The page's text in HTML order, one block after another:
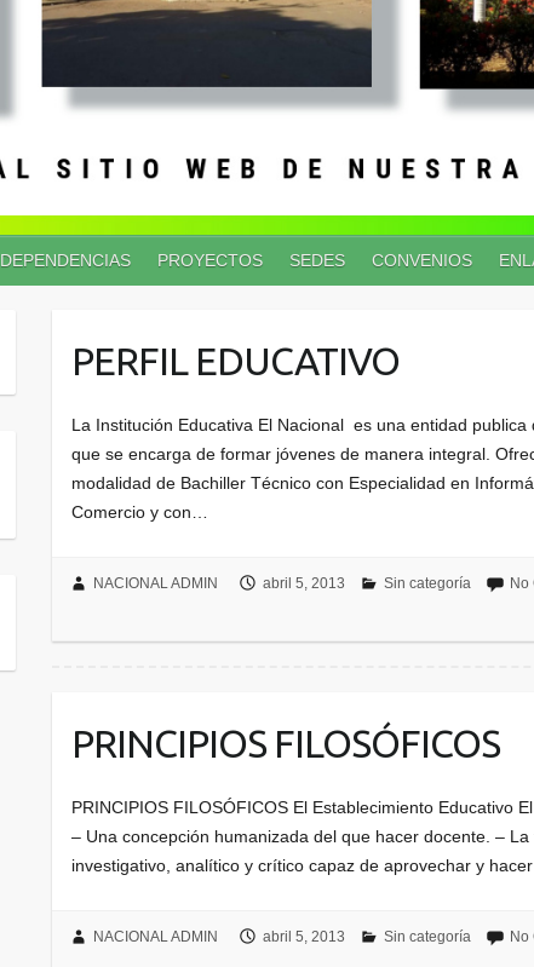
DEPENDENCIAS PROYECTOS SEDES CONVENIOS
PERFIL EDUCATIVO
La Institución Educativa El Nacional es una entidad
que se encarga de formar jóvenes de manera integral.
modalidad de Bachiller Técnico con Especialidad en
Comercio y con…
NACIONAL ADMIN abril 5, 2013 Sin categoría No
PRINCIPIOS FILOSÓFICOS
PRINCIPIOS FILOSÓFICOS El Establecimiento Educativo
– Una concepción humanizada del que hacer docente. –
investigativo, analítico y crítico capaz de aprovechar y
NACIONAL ADMIN abril 5, 2013 Sin categoría No